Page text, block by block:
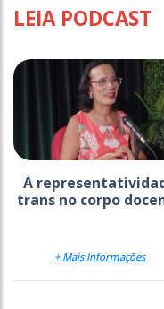
LEIA PODCAST
A
trans no corpo
+ Mais Informações